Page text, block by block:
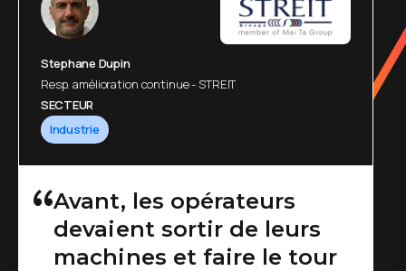
Stephane Dupin
Resp. amélioration continue - STREIT
SECTEUR
Industrie
Avant, les opérateurs
devaient sortir de leurs
machines et faire le tour